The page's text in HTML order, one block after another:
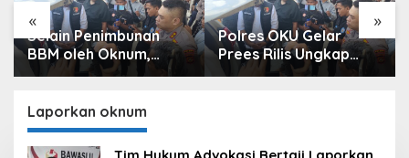
« »
Selain Penimbunan
BBM oleh Oknum,
Kapolres Sebut
Kurang, Pertamina
Patra Niaga Bungkam
Polres OKU Gelar
Prees Rilis Ungkap
Kasus, Dari Narkotika
Laporkan oknum